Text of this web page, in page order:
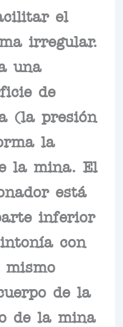
el
irregular.
una
de
(la presión
la
la mina. El
está
inferior
con
mismo
de la
de la mina